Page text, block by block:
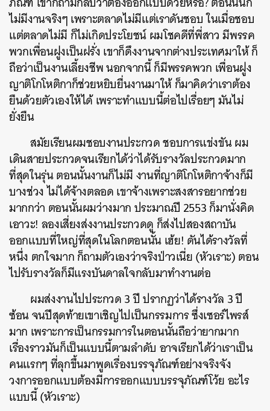
ไม่มีงานจริงๆ เพราะตลาดไม่มีแต่เราดันชอบ ในเมื่อชอบ
แต่ตลาดไม่มี ก็ไม่เกิดประโยชน์ ผมโชคดีที่พี่สาว มีพรรค
พวกเพื่อนฝูงเป็นฝรั่ง เขาก็ดึงงานจากต่างประเทศมาให้ ก็
ถือว่าเป็นงานเลี้ยงชีพ นอกจากนี้ ก็มีพรรคพวก เพื่อนฝูง
ญาติโกโหติกาก็ช่วยหยิบยื่นงานมาให้ ก็มาคิดว่าเราต้อง
ยืนด้วยตัวเองให้ได้ เพราะทำแบบนี้ต่อไปเรื่อยๆ มันไม่
ยั่งยืน
สมัยเรียนผมชอบงานประกวด ชอบการแข่งขัน ผม
เดินสายประกวดจนเรียกได้ว่าได้รับรางวัลประกวดมาก
ที่สุดในรุ่น ตอนนั้นงานก็ไม่มี งานที่ญาติโกโหติกาจ้างก็มี
บางช่วง ไม่ได้จ้างตลอด เขาจ้างเพราะสงสารอยากช่วย
มากกว่า ตอนนั้นผมว่างมาก ประมาณปี 2553 ก็มานั่งคิด
เอาวะ! ลองเสี่ยงส่งงานประกวดดู ก็ส่งไปสองสถาบัน
ออกแบบที่ใหญ่ที่สุดในโลกตอนนั้น เฮ้ย! ดันได้รางวัลที่
หนึ่ง ตกใจมาก ก็ถามตัวเองว่าจริงป่าวเนี่ย (หัวเราะ) ตอน
ไปรับรางวัลก็มีแรงบันดาลใจกลับมาทำงานต่อ
ผมส่งงานไปประกวด 3 ปี ปรากฏว่าได้รางวัล 3 ปี
ซ้อน จนปีสุดท้ายเขาเชิญไปเป็นกรรมการ ซึ่งเซอร์ไพรส์
มาก เพราะการเป็นกรรมการในตอนนั้นถือว่ายากมาก
เรื่องราวมันก็เป็นแบบนี้ตามลำดับ อาจเรียกได้ว่าเราเป็น
คนแรกๆ ที่ลุกขึ้นมาพูดเรื่องบรรจุภัณฑ์อย่างจริงจัง
วงการออกแบบต้องมีการออกแบบบรรจุภัณฑ์โว้ย อะไร
แบบนี้ (หัวเราะ)